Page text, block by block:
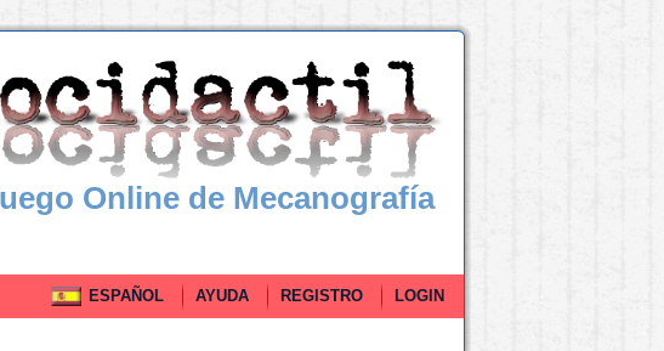
Online de Mecanografía
ESPAÑOL AYUDA REGISTRO LOGIN